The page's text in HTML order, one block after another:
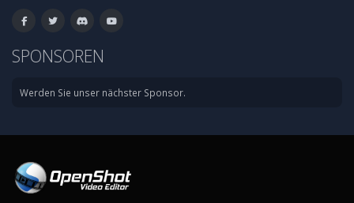
SPONSOREN
Werden Sie unser nächster Sponsor.